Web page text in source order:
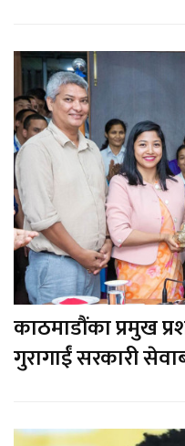
काठमाडौंका प्रमुख
गुरागाईं सरकारी